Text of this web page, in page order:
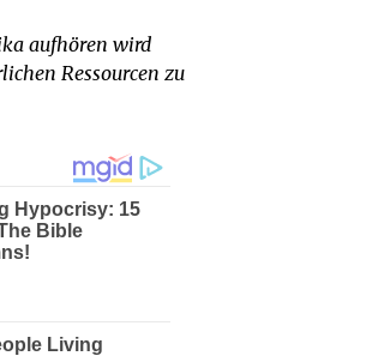
aufhören wird
Ressourcen zu